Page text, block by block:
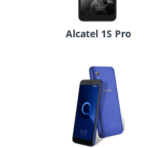
Alcatel 1S Pro